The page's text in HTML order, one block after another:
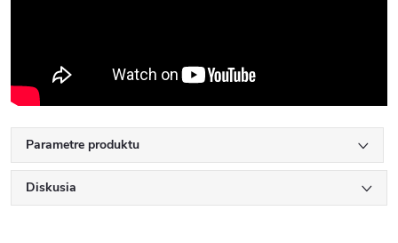
Parametre produktu
Diskusia